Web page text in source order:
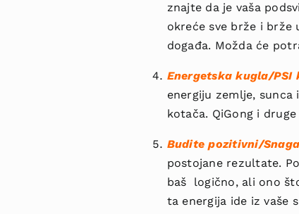
znajte da je vaša
okreće sve brže i brže
događa. Možda će
Energetska kugla/PSI
energiju zemlje,
kotača. QiGong i
Budite pozitivni/
postojane rezultate.
baš logično, ali ono
ta energija ide iz vaše